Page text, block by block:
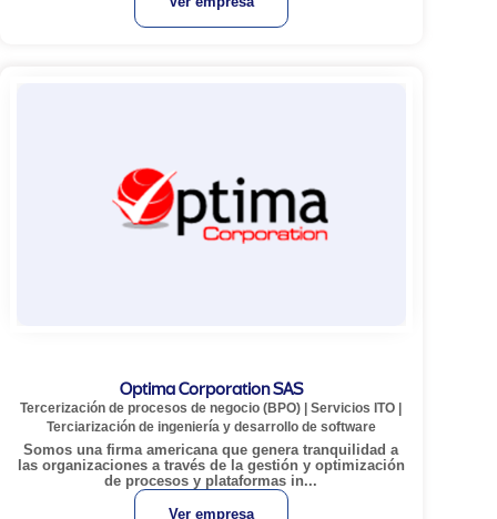
Optima Corporation SAS
Tercerización de procesos de negocio (BPO) |Servicios ITO
Terciarización de ingeniería y desarrollo de software
Somos una firma americana que genera tranquilidad a
las organizaciones a través de la gestión y optimización
de procesos y plataformas in...
Ver empresa